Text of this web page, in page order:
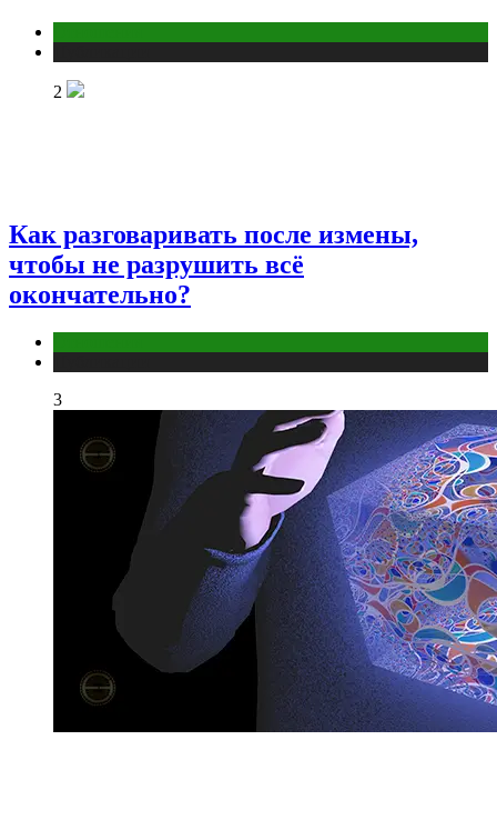
2
Как разговаривать после измены,
чтобы не разрушить всё
окончательно?
3